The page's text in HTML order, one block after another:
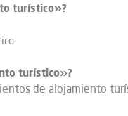
turístico»?
turístico»?
de alojamiento